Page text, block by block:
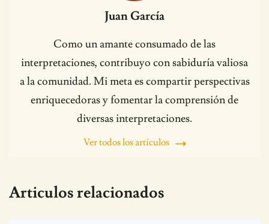
Juan García
Como un amante consumado de las
interpretaciones, contribuyo con sabiduría valiosa
a la comunidad. Mi meta es compartir perspectivas
enriquecedoras y fomentar la comprensión de
diversas interpretaciones.
Ver todos los artículos
Articulos relacionados